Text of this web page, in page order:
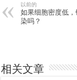
以前的
如果细胞密度低
染吗？
相关文章